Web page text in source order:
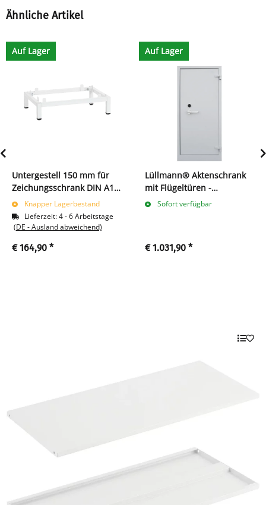
Ähnliche Artikel
Auf Lager
Untergestell 150 mm für
Zeichungsschrank DIN A1 -
weißKnapper Lagerbestand
Lieferzeit:4 - 6 Arbeitstage
(DE - Ausland abweichend)
€ 164,90 *
Auf Lager
Lüllmann® Aktenschrank
mit Flügeltüren -
feuergeschützt - 4
Sofort verfügbar
€ 1.031,90 *